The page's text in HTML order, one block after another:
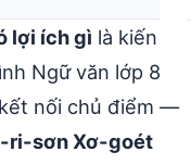
lợi ích gì là kiến
Ngữ văn lớp 8
nối chủ điểm —
ri-sơn Xơ-goét